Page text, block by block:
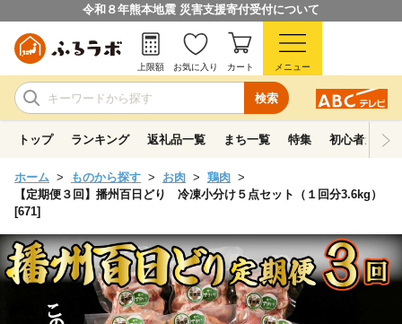
令和８年熊本地震 災害支援寄付受付について
検索
上限額 お気に入り カート メニュー
トップ ランキング 返礼品一覧 まち一覧 特集 初心者ガイド
ホーム ものから探す お肉
鶏肉
【定期便３回】播州百日どり 冷凍小分け５点セット（１回分3.6kg）
[671]